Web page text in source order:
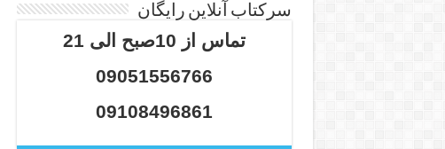
سرکتاب آنلاین رایگان
تماس از 10صبح الی 21
09051556766
09108496861